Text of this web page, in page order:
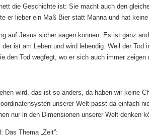
die Geschichte ist: Sie macht auch den
er lieber ein Maß Bier statt Manna und hat
auf Jesus sicher sagen können: Es ist ganz
ist am Leben und wird lebendig. Weil der Tod
den Tod wegfegt, wo er sich auch immer
wird, das ist so anders, da haben wir keine
unserer Welt passt da einfach
nur in den Dimensionen unserer Welt denken
Das Thema „Zeit”: